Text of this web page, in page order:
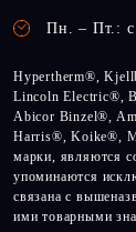
Пн. – Пт.:
Hypertherm®,
Lincoln Electric®,
Abicor Binzel®,
Harris®, Koike®,
марки, являются
упоминаются
связана с
ими товарными